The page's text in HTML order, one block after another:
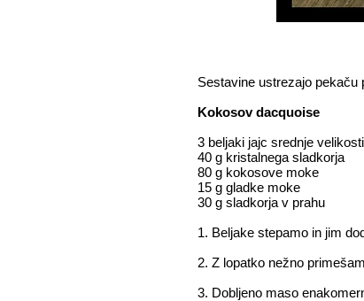
Sestavine ustrezajo pekaču
Kokosov dacquoise
3 beljaki jajc srednje
40 g kristalnega sladkorja
80 g kokosove moke
15 g gladke moke
30 g sladkorja v prahu
1. Beljake stepamo in jim
2. Z lopatko nežno
3. Dobljeno maso